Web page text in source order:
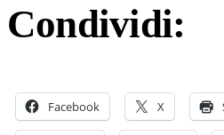
Condividi:
Facebook X